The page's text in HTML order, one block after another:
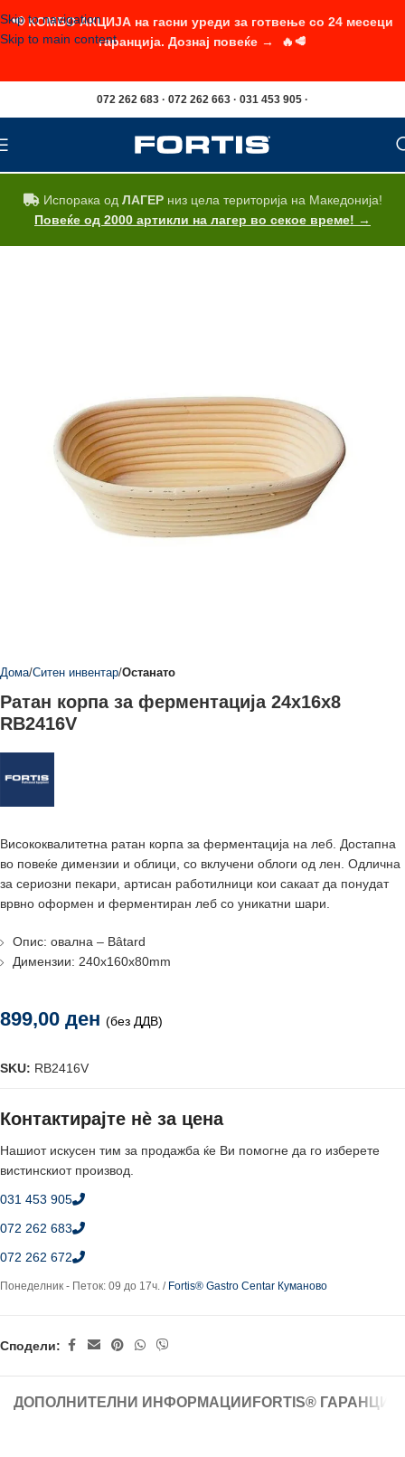
Skip to navigation
Skip to main content
072 262 683 · 072 262 663 · 031 453 905 ·
Испорака од ЛАГЕРниз цела територија на Македонија!
Повеќе од 2000 артикли на лагер во секое време! →
Дома Ситен инвентар Останато
Ратан корпа за ферментација 24x16x8
RB2416V
Висококвалитетна ратан корпа за ферментација на леб. Достапна
во повеќе димензии и облици, со вклучени облоги од лен. Одлична
за сериозни пекари, артисан работилници кои сакаат да понудат
врвно оформен и ферментиран леб со уникатни шари.
Опис: овална – Bâtard
Димензии: 240x160x80mm
899,00 ден (без ДДВ)
SKU: RB2416V
Контактирајте нè за цена
Нашиот искусен тим за продажба ќе Ви помогне да го изберете
вистинскиот производ.
031 453 905
072 262 683
072 262 672
Понеделник - Петок: 09 до 17ч. / Fortis® Gastro Centar Куманово
Сподели:
ДОПОЛНИТЕЛНИ ИНФОРМАЦИИ FORTIS®
📢 КОМБО АКЦИЈА на гасни уреди за готвење со 24 месеци
гаранција. Дознај повеќе → 🔥🥩